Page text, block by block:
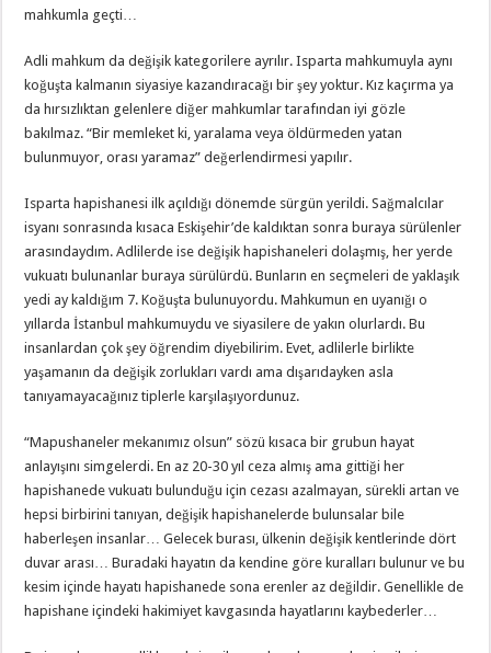
mahkumla geçti…
Adli mahkum da değişik kategorilere ayrılır. Isparta mahkumuyla aynı
koğuşta kalmanın siyasiye kazandıracağı bir şey yoktur. Kız kaçırma ya
da hırsızlıktan gelenlere diğer mahkumlar tarafından iyi gözle
bakılmaz. “Bir memleket ki, yaralama veya öldürmeden yatan
bulunmuyor, orası yaramaz” değerlendirmesi yapılır.
Isparta hapishanesi ilk açıldığı dönemde sürgün yerildi. Sağmalcılar
isyanı sonrasında kısaca Eskişehir’de kaldıktan sonra buraya sürülenler
arasındaydım. Adlilerde ise değişik hapishaneleri dolaşmış, her yerde
vukuatı bulunanlar buraya sürülürdü. Bunların en seçmeleri de yaklaşık
yedi ay kaldığım 7. Koğuşta bulunuyordu. Mahkumun en uyanığı o
yıllarda İstanbul mahkumuydu ve siyasilere de yakın olurlardı. Bu
insanlardan çok şey öğrendim diyebilirim. Evet, adlilerle birlikte
yaşamanın da değişik zorlukları vardı ama dışarıdayken asla
tanıyamayacağınız tiplerle karşılaşıyordunuz.
“Mapushaneler mekanımız olsun” sözü kısaca bir grubun hayat
anlayışını simgelerdi. En az 20-30 yıl ceza almış ama gittiği her
hapishanede vukuatı bulunduğu için cezası azalmayan, sürekli artan ve
hepsi birbirini tanıyan, değişik hapishanelerde bulunsalar bile
haberleşen insanlar… Gelecek burası, ülkenin değişik kentlerinde dört
duvar arası… Buradaki hayatın da kendine göre kuralları bulunur ve bu
kesim içinde hayatı hapishanede sona erenler az değildir. Genellikle de
hapishane içindeki hakimiyet kavgasında hayatlarını kaybederler…